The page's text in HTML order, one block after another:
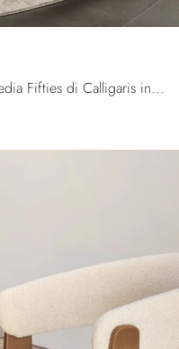
Clicca e ottieni informazioni sulla sedia Fifties di Calligaris in tessuto: le più esclusive Sedie fisse moderne ti attendono.